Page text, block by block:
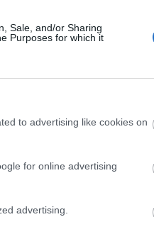
Sale, and/or Sharing
Purposes for which it
to advertising like cookies on
for online advertising
advertising.
műve úgy
jelölés (és -
már nem
díjakra, de
durva
Legalább a
egy ennyire